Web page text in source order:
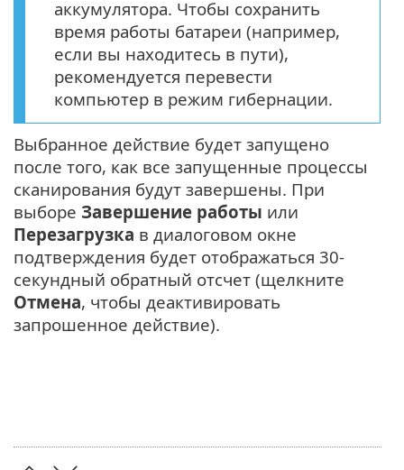
аккумулятора. Чтобы сохранить
время работы батареи (например,
если вы находитесь в пути),
рекомендуется перевести
компьютер в режим гибернации.
Выбранное действие будет запущено
после того, как все запущенные процессы
сканирования будут завершены. При
выборе Завершение работы или
Перезагрузка в диалоговом окне
подтверждения будет отображаться 30-
секундный обратный отсчет (щелкните
Отмена, чтобы деактивировать
запрошенное действие).